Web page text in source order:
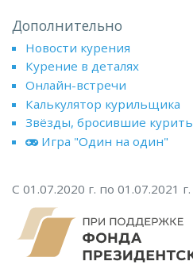
Дополнительно
Новости курения
Курение в деталях
Онлайн-встречи
Калькулятор курильщика
Звёзды, бросившие курить
Игра "Один на один"
С 01.07.2020 г. по 01.07.2021 г.